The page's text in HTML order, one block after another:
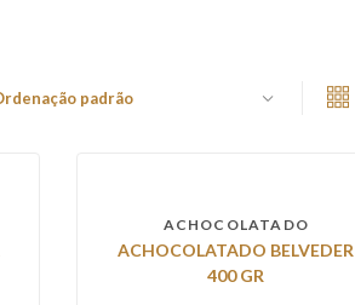
ACHOCOLATADO
ACHOCOLATADO BELVEDER
400 GR